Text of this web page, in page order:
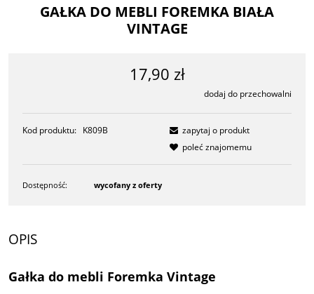
GAŁKA DO MEBLI FOREMKA BIAŁA
VINTAGE
17,90 zł
dodaj do przechowalni
Kod produktu: K809B
zapytaj o produkt
poleć znajomemu
Dostępność: wycofany z oferty
OPIS
Gałka do mebli Foremka Vintage